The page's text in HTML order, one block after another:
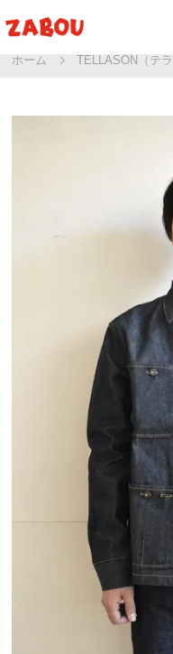
ホーム TELLASON（テ